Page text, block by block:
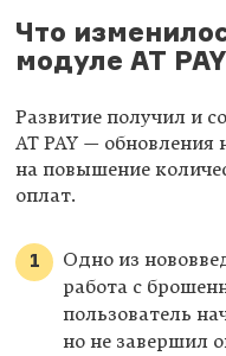
Что
модуле AT PAY
Развитие получил и
AT PAY —
на повышение
оплат.
Одно из
работа с
пользователь
но не завершил